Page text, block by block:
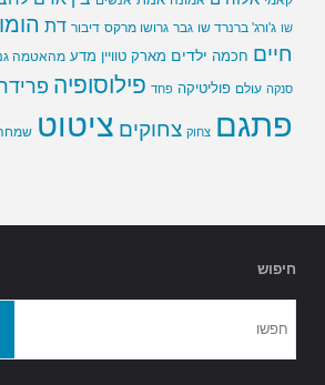
שו ג'ורג' ברנרד שו גבר גרושו מרקס דיבור דת
חיים חכמה ילדים מארק טוויין מדע מהאטמה
סנקה עולם פוליטיקה פחד פילוסופיה
פתגם צחוק צחוקים ציטוט
חיפוש